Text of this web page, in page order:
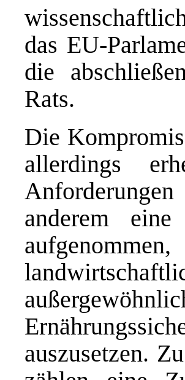
das EU-
die
Rats.
Die
allerdings
anderem
auszusetzen.